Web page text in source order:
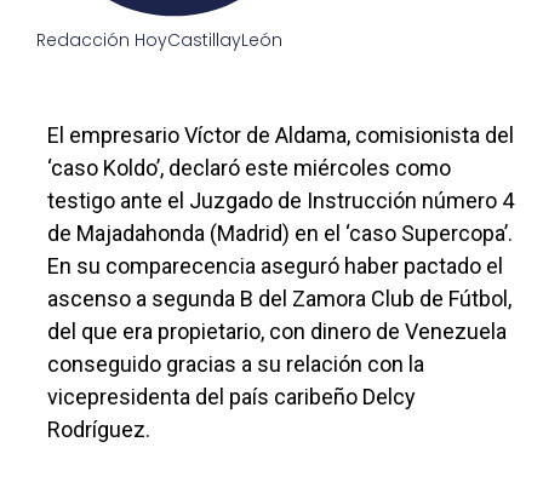
Redacción HoyCastillayLeón
El empresario Víctor de Aldama, comisionista del
‘caso Koldo’, declaró este miércoles como
testigo ante el Juzgado de Instrucción número 4
de Majadahonda (Madrid) en el ‘caso Supercopa’.
En su comparecencia aseguró haber pactado el
ascenso a segunda B del Zamora Club de Fútbol,
del que era propietario, con dinero de Venezuela
conseguido gracias a su relación con la
vicepresidenta del país caribeño Delcy
Rodríguez.